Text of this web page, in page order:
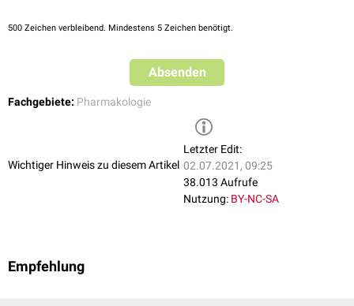
500 Zeichen verbleibend. Mindestens 5 Zeichen benötigt.
Absenden
Fachgebiete: Pharmakologie
Wichtiger Hinweis zu diesem Artikel
Letzter Edit:
02.07.2021, 09:25
38.013 Aufrufe
Nutzung: BY-NC-SA
Empfehlung